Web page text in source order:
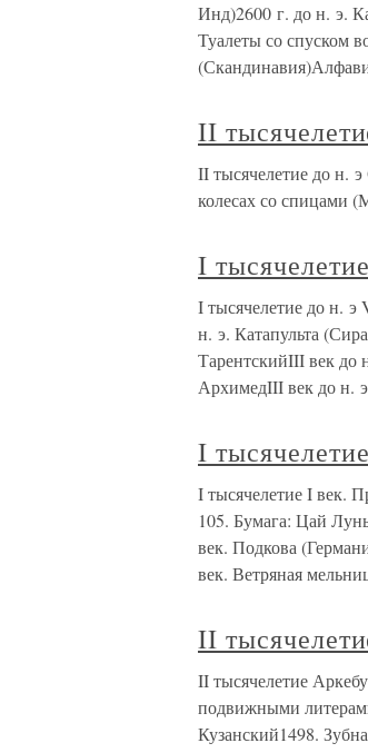
Инд)2600 г. до н. э.
Туалеты со спуском
II
II тысячелетие до н.
колесах со спицами
I
I тысячелетие до н.
н. э. Катапульта
ТарентскийIII век до
АрхимедIII век до н.
I тысячелетие
I тысячелетие I век.
105. Бумага: Цай
век. Подкова
век. Ветряная
II
II тысячелетие
подвижными
Кузанский1498.